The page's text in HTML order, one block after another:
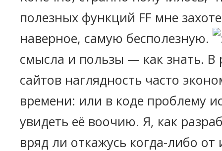
полезных функций FF мне
наверное, самую бесполезную.
смысла и пользы — как знать. В
сайтов наглядность часто
времени: или в коде проблему
увидеть её воочию. Я, как
вряд ли откажусь когда-либо от